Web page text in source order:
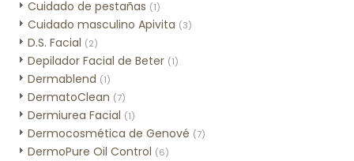
Cuidado de pestañas (1)
Cuidado masculino Apivita (3)
D.S. Facial (2)
Depilador Facial de Beter (1)
Dermablend (1)
DermatoClean (7)
Dermiurea Facial (1)
Dermocosmética de Genové (7)
DermoPure Oil Control (6)